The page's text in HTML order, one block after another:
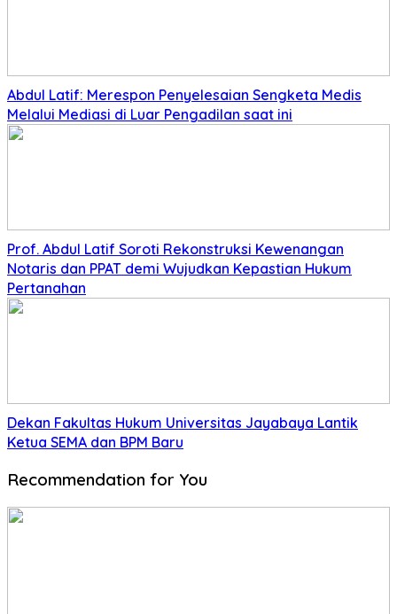
Abdul Latif: Merespon Penyelesaian Sengketa Medis
Melalui Mediasi di Luar Pengadilan saat ini
Prof. Abdul Latif Soroti Rekonstruksi Kewenangan
Notaris dan PPAT demi Wujudkan Kepastian Hukum
Pertanahan
Dekan Fakultas Hukum Universitas Jayabaya Lantik
Ketua SEMA dan BPM Baru
Recommendation for You